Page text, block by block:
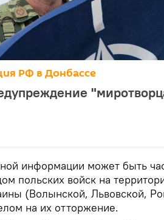
РФ в Донбассе
информации может быть
польских войск на
(Волынской, Львовской,
на их отторжение.